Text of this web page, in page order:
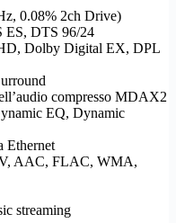
0.08% 2ch Drive)
ES, DTS 96/24
Dolby Digital EX, DPL
compresso MDAX2
EQ, Dynamic
Ethernet
AAC, FLAC, WMA,
streaming